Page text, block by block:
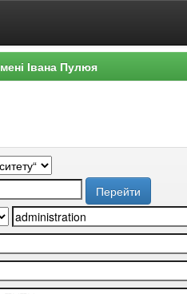
Івана Пулюя